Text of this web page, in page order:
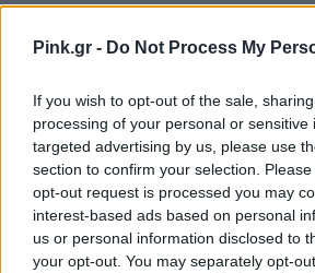
Pink.gr - Do Not Process My
If you wish to opt-out of the sale,
processing of your personal or sensitive
targeted advertising by us, please use
section to confirm your selection.
opt-out request is processed you may
interest-based ads based on personal
us or personal information disclosed to
your opt-out. You may separately opt-